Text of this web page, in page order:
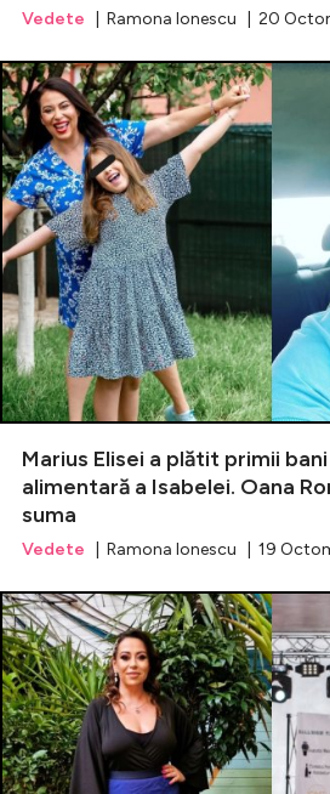
Vedete | Ramona Ionescu | 20
Marius Elisei a plătit primii
alimentară a Isabelei. Oana
suma
Vedete | Ramona Ionescu | 19